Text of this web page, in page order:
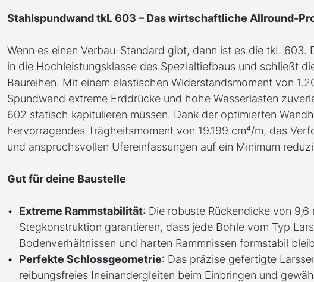
Stahlspundwand tkL 603 – Das wirtschaftliche Allround-
Wenn es einen Verbau-Standard gibt, dann ist es die tkL 603.
in die Hochleistungsklasse des Spezialtiefbaus und schließt
Baureihen. Mit einem elastischen Widerstandsmoment von
Spundwand extreme Erddrücke und hohe Wasserlasten
602 statisch kapitulieren müssen. Dank der optimierten
hervorragendes Trägheitsmoment von 19.199 cm⁴/m, das
und anspruchsvollen Ufereinfassungen auf ein Minimum
Gut für deine Baustelle
Extreme Rammstabilität: Die robuste Rückendicke von
Stegkonstruktion garantieren, dass jede Bohle vom Typ
Bodenverhältnissen und harten Rammnissen formstabil
Perfekte Schlossgeometrie: Das präzise gefertigte
reibungsfreies Ineinandergleiten beim Einbringen und